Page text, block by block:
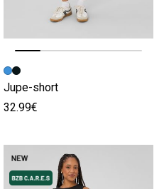
Image précédente
Image suivante
Jupe-short
32.99€